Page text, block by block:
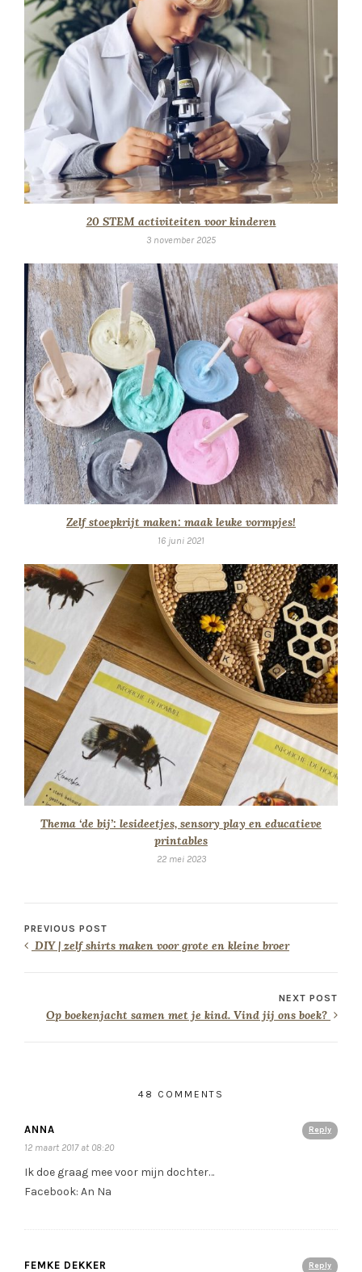
20 STEM activiteiten voor kinderen
3 november 2025
Zelf stoepkrijt maken: maak leuke vormpjes!
16 juni 2021
Thema ‘de bij’: lesideetjes, sensory play en educatieve
printables
22 mei 2023
PREVIOUS POST
DIY | zelf shirts maken voor grote en kleine broer
NEXT POST
Op boekenjacht samen met je kind. Vind jij ons boek?
48 COMMENTS
Reply
ANNA
12 maart 2017 at 08:20
Ik doe graag mee voor mijn dochter…
Facebook: An Na
Reply
FEMKE DEKKER